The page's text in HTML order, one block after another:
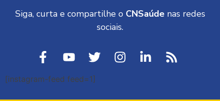
Siga, curta e compartilhe o CNSaúdenas redes
sociais.
[instagram-feed feed=1]